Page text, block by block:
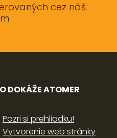
cez náš
DOKÁŽE ATOMER
Pozri si prehliadku!
Vytvorenie web stránky